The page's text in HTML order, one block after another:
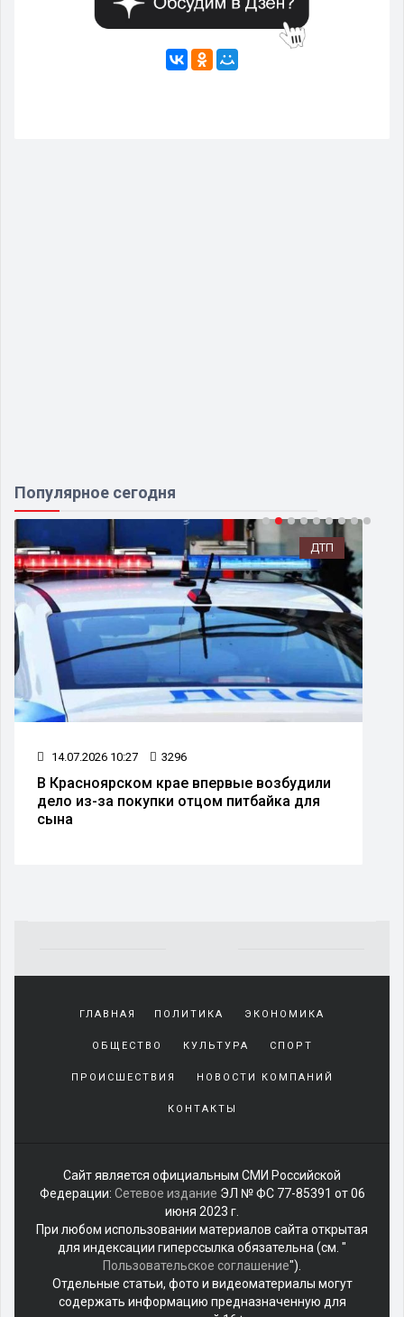
Популярное сегодня
ДТП
14.07.2026 10:27 3296
В Красноярском крае впервые возбудили
дело из-за покупки отцом питбайка для
сына
sürekli
beraber
geçirerek
harcadığı
yakın
olan
arkadaşına
misafir
olarak
kalmaya
gelen
genç
ГЛАВНАЯ ПОЛИТИКА ЭКОНОМИКА
ОБЩЕСТВО КУЛЬТУРА СПОРТ
ПРОИСШЕСТВИЯ НОВОСТИ КОМПАНИЙ
КОНТАКТЫ
Сайт является официальным СМИ Российской
Федерации: Сетевое издание ЭЛ № ФС 77-85391 от 06
июня 2023 г.
При любом использовании материалов сайта открытая
для индексации гиперссылка обязательна (см. "
Пользовательское соглашение").
Отдельные статьи, фото и видеоматериалы могут
содержать информацию предназначенную для